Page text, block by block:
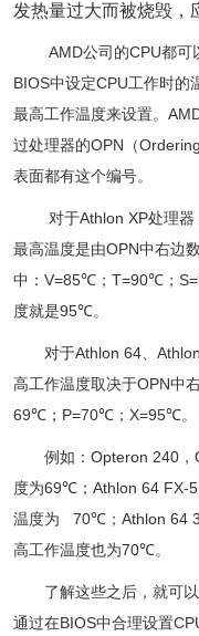
发热量过大而被烧毁，
AMD公司的CPU都可
BIOS中设定CPU工作时的
最高工作温度来设置。
过处理器的OPN （
表面都有这个编号。
对于Athlon XP处理器
最高温度是由OPN中右边
中： V=85℃； T=90℃；
度就是95℃。
对于Athlon 64、
高工作温度取决于OPN中
69℃； P=70℃； X=95℃。
例如： Opteron 240 ，
度为69℃； Athlon 64 FX-
温度为
70℃； Athlon 64
高工作温度也为70℃。
了解这些之后，就可
通过在BIOS中合理设置